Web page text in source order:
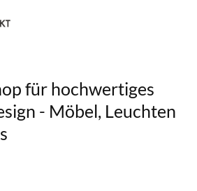
für hochwertiges
- Möbel, Leuchten